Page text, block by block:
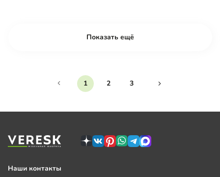
Показать ещё
1 2 3
Наши контакты